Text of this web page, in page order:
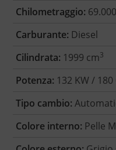
Chilometraggio:
Carburante: Diesel
Cilindrata: 1999 cm3
Potenza: 132 KW / 180
Tipo cambio:
Colore interno: Pelle